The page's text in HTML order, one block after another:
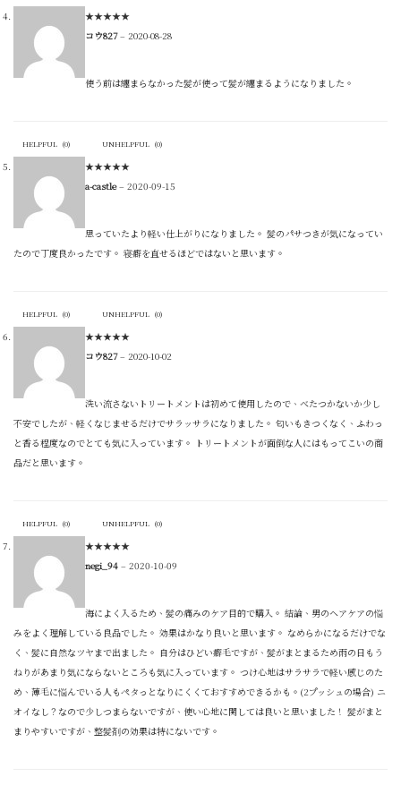
★★★★★
コウ827– 2020-08-28
使う前は纏まらなかった髪が使って髪が纏まるようになりました。
HELPFUL (0) UNHELPFUL (0)
★★★★★
a-castle– 2020-09-15
思っていたより軽い仕上がりになりました。 髪のパサつきが気になってい
たので丁度良かったです。 寝癖を直せるほどではないと思います。
HELPFUL (0) UNHELPFUL (0)
★★★★★
コウ827– 2020-10-02
洗い流さないトリートメントは初めて使用したので、べたつかないか少し
不安でしたが、軽くなじませるだけでサラッサラになりました。 匂いもきつくなく、ふわっ
と香る程度なのでとても気に入っています。 トリートメントが面倒な人にはもってこいの商
品だと思います。
HELPFUL (0) UNHELPFUL (0)
★★★★★
negi_94 – 2020-10-09
海によく入るため、髪の痛みのケア目的で購入。 結論、男のヘアケアの悩
みをよく理解している良品でした。 効果はかなり良いと思います。 なめらかになるだけでな
く、髪に自然なツヤまで出ました。 自分はひどい癖毛ですが、髪がまとまるため雨の日もう
ねりがあまり気にならないところも気に入っています。 つけ心地はサラサラで軽い感じのた
め、薄毛に悩んでいる人もペタっとなりにくくておすすめできるかも。(2プッシュの場合) ニ
オイなし？なので少しつまらないですが、使い心地に関しては良いと思いました！ 髪がまと
まりやすいですが、整髪剤の効果は特にないです。